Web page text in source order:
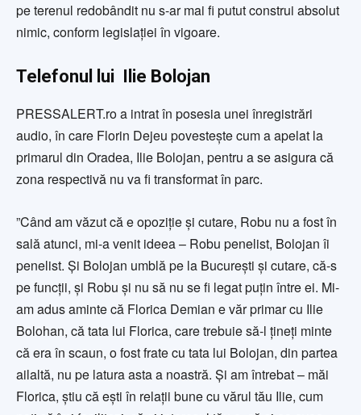
pe terenul redobândit nu s-ar mai fi putut construi absolut
nimic, conform legislației în vigoare.
Telefonul lui Ilie Bolojan
PRESSALERT.ro a intrat în posesia unei înregistrări
audio, în care Florin Dejeu povestește cum a apelat la
primarul din Oradea, Ilie Bolojan, pentru a se asigura că
zona respectivă nu va fi transformat în parc.
”Când am văzut că e opoziție și cutare, Robu nu a fost în
sală atunci, mi-a venit ideea – Robu penelist, Bolojan îi
penelist. Și Bolojan umblă pe la București și cutare, că-s
pe funcții, și Robu și nu să nu se fi legat puțin între ei. Mi-
am adus aminte că Florica Demian e văr primar cu Ilie
Bolohan, că tata lui Florica, care trebuie să-l țineți minte
că era în scaun, o fost frate cu tata lui Bolojan, din partea
ailaltă, nu pe latura asta a noastră. Și am întrebat – măi
Florica, știu că ești în relații bune cu vărul tău Ilie, cum